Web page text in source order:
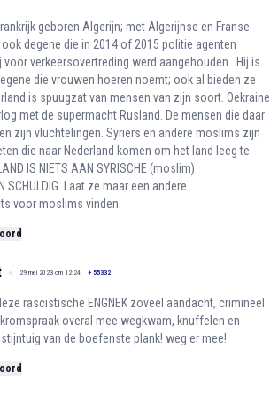
geboren Algerijn; met Algerijnse en Franse
degene die in 2014 of 2015 politie agenten
voor verkeersovertreding werd aangehouden . Hij is
die vrouwen hoeren noemt; ook al bieden ze
is spuugzat van mensen van zijn soort. Oekraine
met de supermacht Rusland. De mensen die daar
zijn vluchtelingen. Syriërs en andere moslims zijn
die naar Nederland komen om het land leeg te
IS NIETS AAN SYRISCHE (moslim)
SCHULDIG. Laat ze maar een andere
voor moslims vinden.
29 mei 2023 om 12:24 + 55332
rascistische ENGNEK zoveel aandacht, crimineel
overal mee wegkwam, knuffelen en
van de boefenste plank! weg er mee!